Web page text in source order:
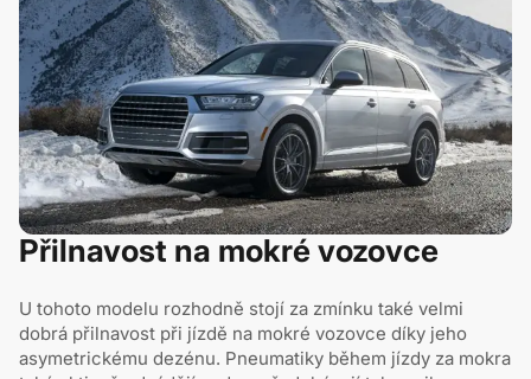
Přilnavost na mokré vozovce
U tohoto modelu rozhodně stojí za zmínku také velmi
dobrá přilnavost při jízdě na mokré vozovce díky jeho
asymetrickému dezénu. Pneumatiky během jízdy za mokra